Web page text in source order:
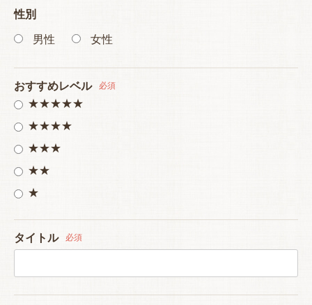
性別
男性
女性
おすすめレベル 必須
★★★★★
★★★★
★★★
★★
★
タイトル 必須